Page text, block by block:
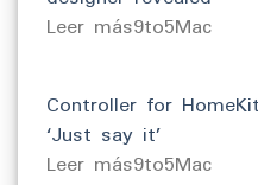
​Leer más9to5Mac
Controller for
‘Just say it’
​Leer más9to5Mac